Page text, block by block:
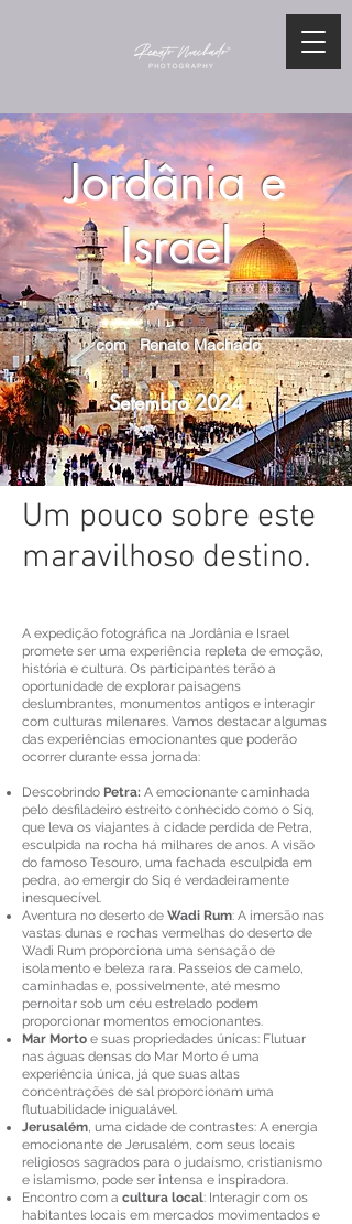
Jordânia e
Israel
com Renato Machado
Setembro 2024
Um pouco sobre este
maravilhoso destino.
A expedição fotográfica na Jordânia e Israel
promete ser uma experiência repleta de emoção,
história e cultura. Os participantes terão a
oportunidade de explorar paisagens
deslumbrantes, monumentos antigos e interagir
com culturas milenares. Vamos destacar algumas
das experiências emocionantes que poderão
ocorrer durante essa jornada:
Descobrindo Petra: A emocionante caminhada
pelo desfiladeiro estreito conhecido como o Siq,
que leva os viajantes à cidade perdida de Petra,
esculpida na rocha há milhares de anos. A visão
do famoso Tesouro, uma fachada esculpida em
pedra, ao emergir do Siq é verdadeiramente
inesquecível.
Aventura no deserto de Wadi Rum: A imersão nas
vastas dunas e rochas vermelhas do deserto de
Wadi Rum proporciona uma sensação de
isolamento e beleza rara. Passeios de camelo,
caminhadas e, possivelmente, até mesmo
pernoitar sob um céu estrelado podem
proporcionar momentos emocionantes.
Mar Morto e suas propriedades únicas: Flutuar
nas águas densas do Mar Morto é uma
experiência única, já que suas altas
concentrações de sal proporcionam uma
flutuabilidade inigualável.
Jerusalém, uma cidade de contrastes: A energia
emocionante de Jerusalém, com seus locais
religiosos sagrados para o judaísmo, cristianismo
e islamismo, pode ser intensa e inspiradora.
Encontro com a cultura local: Interagir com os
habitantes locais em mercados movimentados e